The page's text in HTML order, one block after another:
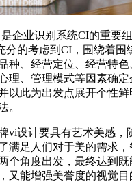
业识别系统CI的重要组
分的考虑到CI，围绕着围
种、经营定位、经营特
理、管理模式等因素确
以此为出发点展开个性鲜
。
设计要具有艺术美感，
满足人们对于美的需求
个角度出发，最终达到既
又能增强美誉度的视觉目